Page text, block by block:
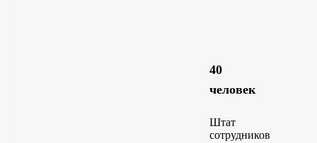
40
человек
Штат
сотрудников